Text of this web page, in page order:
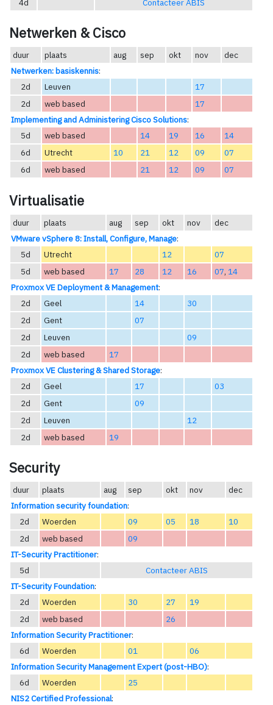
4d Contacteer ABIS
Netwerken & Cisco
duur plaats aug sep okt nov
dec
Netwerken: basiskennis:
2d
Leuven
17
2d
web based
17
Implementing and Administering Cisco Solutions:
5d
web based 14 19 16
14
6d
Utrecht 10 21 12 09
07
6d
web based 21 12 09 07
Virtualisatie
duur plaats aug sep okt nov
dec
VMware vSphere 8: Install, Configure, Manage:
5d
Utrecht 12
07
5d
web based 17 28 12 16 07, 14
Proxmox VE Deployment & Management:
2d
Geel 14
30
2d
Gent
07
2d
Leuven
09
2d
web based
17
Proxmox VE Clustering & Shared Storage:
2d
Geel 17
03
2d
Gent
09
2d
Leuven
12
2d
web based 19
Security
duur plaats aug sep okt nov
dec
Information security foundation:
2d
Woerden 09 05 18
10
2d
web based
09
IT-Security Practitioner:
5d
Contacteer ABIS
IT-Security Foundation:
2d
Woerden 30 27
19
2d
web based
26
Information Security Practitioner:
6d
Woerden 01
06
Information Security Management Expert (post-HBO):
6d
Woerden
25
NIS2 Certified Professional: